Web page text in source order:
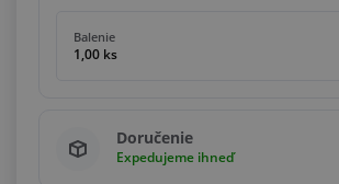
Balenie
1,00 ks
Doručenie
Expedujeme ihneď